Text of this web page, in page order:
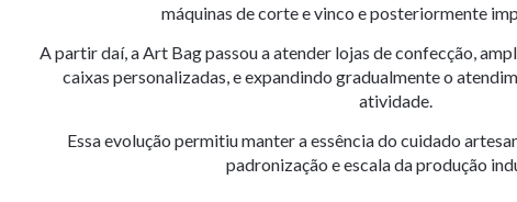
máquinas de corte e vinco e posteriormente
A partir daí, a Art Bag passou a atender lojas de confecção,
caixas personalizadas, e expandindo gradualmente o
atividade.
Essa evolução permitiu manter a essência do cuidado
padronização e escala da produção